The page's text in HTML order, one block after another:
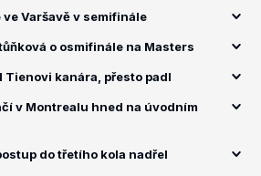
Varšavě v semifinále
o osmifinále na Masters
Tienovi kanára, přesto padl
v Montrealu hned na úvodním
do třetího kola nadřel